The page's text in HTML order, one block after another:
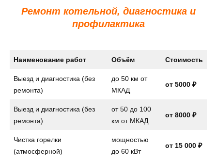
Ремонт котельной, диагностика и
профилактика
Наименование работ Объём Стоимость
Выезд и диагностика (без
ремонта)
до 50 км от
МКАД
от 5000 ₽
Выезд и диагностика (без
ремонта)
от 50 до 100
км от МКАД
от 8000 ₽
Чистка горелки
(атмосферной)
мощностью
до 60 кВт
от 15 000 ₽